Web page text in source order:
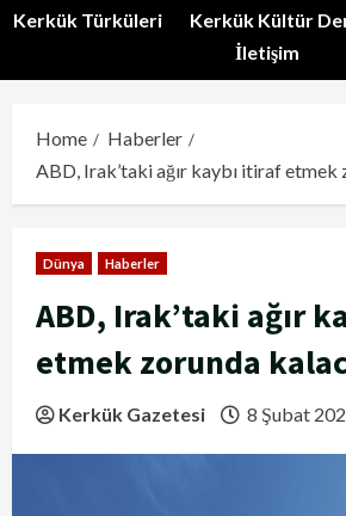
Kerkük Türküleri
Kerkük Kültür
İletişim
Home
Haberler
ABD, Irak’taki ağır kaybı itiraf
Dünya Haberler
ABD, Irak’taki ağır
etmek zorunda
Kerkük Gazetesi 8 Şubat